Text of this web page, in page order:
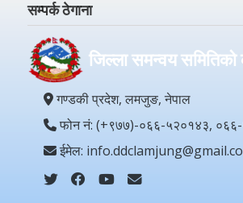
सम्पर्क ठेगाना
जिल्ला समन्वय समितिको
गण्डकी प्रदेश, लमजुङ, नेपाल
फोन नं: (+९७७)-०६६-५२०१४३,
ईमेल: